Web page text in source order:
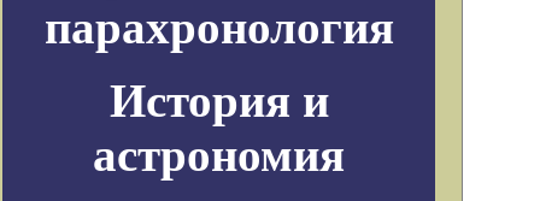
парахронология
История и
астрономия